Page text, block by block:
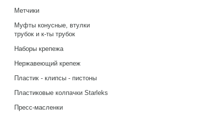
Метчики
Муфты конусные, втулки
трубок и к-ты трубок
Наборы крепежа
Нержавеющий крепеж
Пластик - клипсы - пистоны
Пластиковые колпачки Starleks
Пресс-масленки